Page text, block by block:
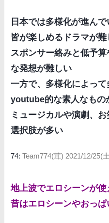
日本では多様化が進んで
皆が楽しめるドラマが難
スポンサー絡みと低予
な発想が難しい
一方で、多様化によっ
youtube的な素人なもの
ミュージカルや演劇、
選択肢が多い
74:Team774(茸) 2021/12/25(
地上波でエロシーンが
昔はエロシーンやおっ